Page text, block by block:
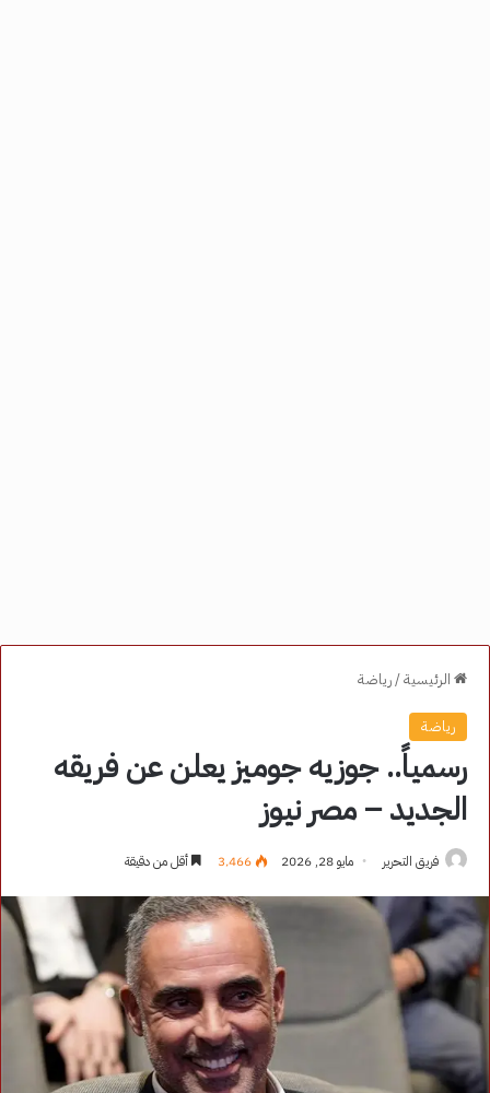
الرئيسية/رياضة
رياضة
رسمياً.. جوزيه جوميز يعلن عن فريقه
الجديد – مصر نيوز
فريق التحرير مايو 28, 2026 3٬466 أقل من دقيقة